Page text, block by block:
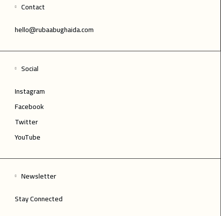
Contact
hello@rubaabughaida.com
Social
Instagram
Facebook
Twitter
YouTube
Newsletter
Stay Connected